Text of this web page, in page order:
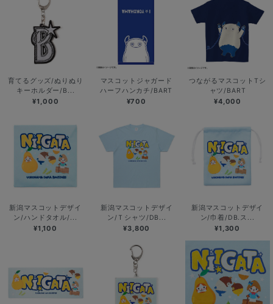
育てるグッズ/ぬりぬり
キーホルダー/B...
¥1,000
マスコットジャガード
ハーフハンカチ/BART
¥700
つながるマスコットTシ
ャツ/BART
¥4,000
新潟マスコットデザイ
ン/ハンドタオル/...
¥1,100
新潟マスコットデザイ
ン/Ｔシャツ/DB...
¥3,800
新潟マスコットデザイ
ン/巾着/DB.ス...
¥1,300